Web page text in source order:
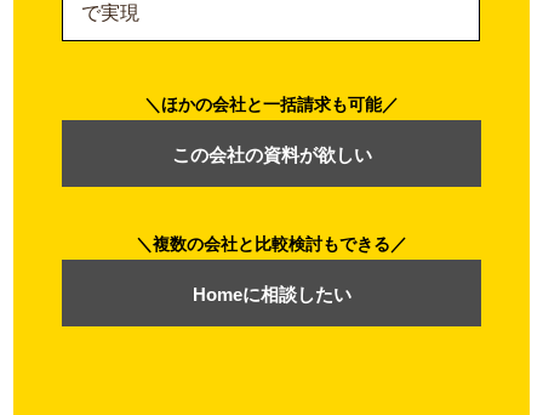
で実現
複数の会社と比較検討もできる
Homeに相談したい
ほかの会社と一括請求も可能
この会社の資料が欲しい